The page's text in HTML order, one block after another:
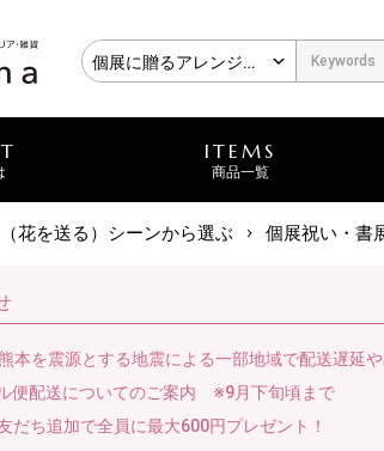
ITEMS
商品一覧
花を送る）シーンから選ぶ 個展祝い・書
本を震源とする地震による一部地域で配送遅延
便配送についてのご案内 ※9月下旬頃まで
だち追加で全員に最大600円プレゼント！